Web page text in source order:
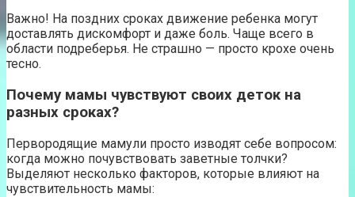
Важно! На поздних сроках движение ребенка могут
доставлять дискомфорт и даже боль. Чаще всего в
области подреберья. Не страшно — просто крохе очень
тесно.
Почему мамы чувствуют своих деток на
разных сроках?
Первородящие мамули просто изводят себе вопросом:
когда можно почувствовать заветные толчки?
Выделяют несколько факторов, которые влияют на
чувствительность мамы: